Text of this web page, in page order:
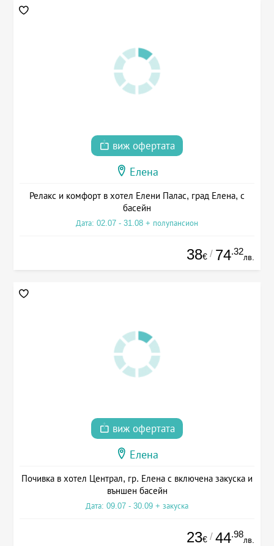
виж офертата
Елена
Релакс и комфорт в хотел Елени Палас, град Елена, с
басейн
Дата: 02.07 - 31.08 + полупансион
38€ / 74.32
лв.
виж офертата
Елена
Почивка в хотел Централ, гр. Елена с включена закуска и
външен басейн
Дата: 09.07 - 30.09 + закуска
23€ / 44.98
лв.